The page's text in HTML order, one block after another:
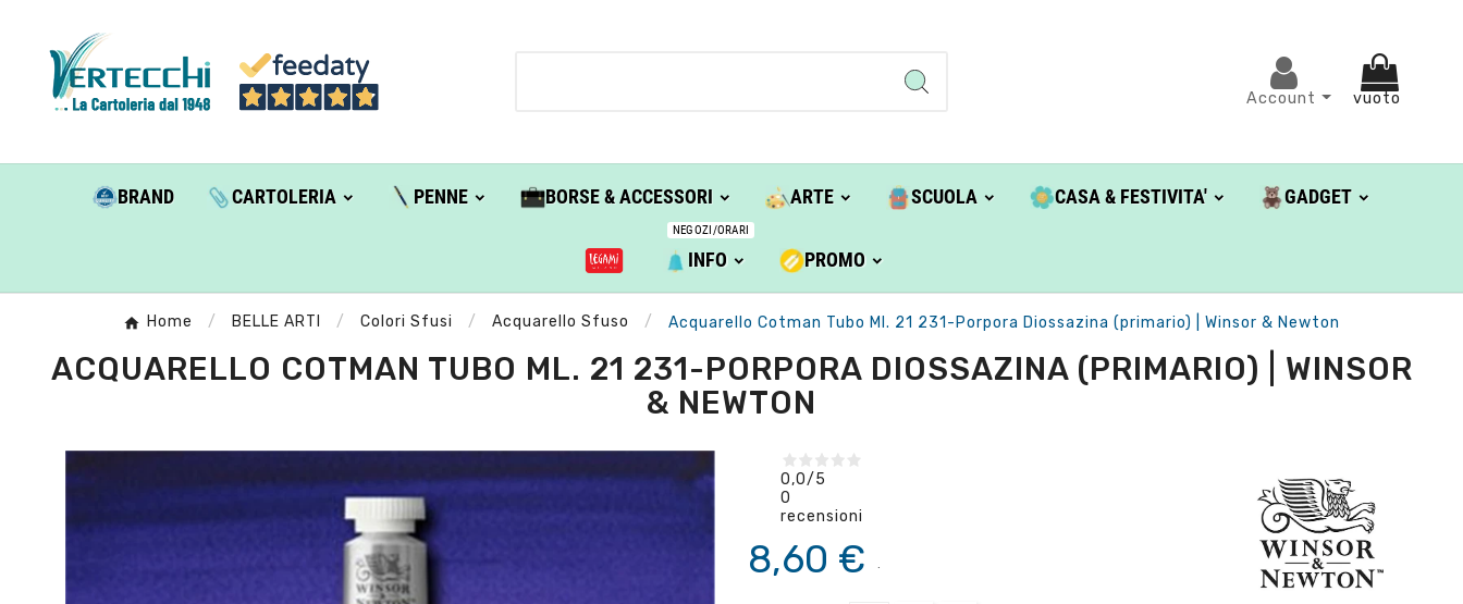
Account vuoto
BRAND CARTOLERIA PENNE BORSE & ACCESSORI ARTE SCUOLA CASA & FESTIVITA' GADGET
INFO
NEGOZI/ORARI
PROMO
Home BELLE ARTI Colori Sfusi Acquarello Sfuso Acquarello Cotman Tubo Ml. 21 231-Porpora Diossazina (primario) | Winsor & Newton
ACQUARELLO COTMAN TUBO ML. 21 231-PORPORA DIOSSAZINA (PRIMARIO) | WINSOR
& NEWTON
0,0/5
0
recensioni
8,60 €